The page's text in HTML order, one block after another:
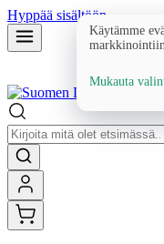
Hyppää sisältöön
Käytämme
Mukauta